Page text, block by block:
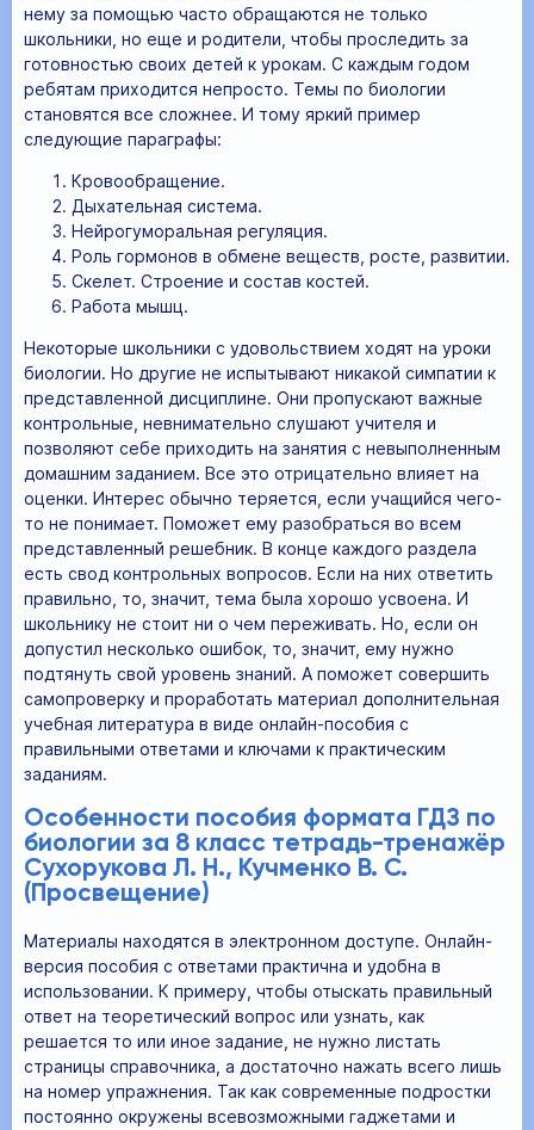
нему за помощью часто обращаются не только
школьники, но еще и родители, чтобы проследить за
готовностью своих детей к урокам. С каждым годом
ребятам приходится непросто. Темы по биологии
становятся все сложнее. И тому яркий пример
следующие параграфы:
Кровообращение.
Дыхательная система.
Нейрогуморальная регуляция.
Роль гормонов в обмене веществ, росте, развитии.
Скелет. Строение и состав костей.
Работа мышц.
Некоторые школьники с удовольствием ходят на уроки
биологии. Но другие не испытывают никакой симпатии к
представленной дисциплине. Они пропускают важные
контрольные, невнимательно слушают учителя и
позволяют себе приходить на занятия с невыполненным
домашним заданием. Все это отрицательно влияет на
оценки. Интерес обычно теряется, если учащийся чего-
то не понимает. Поможет ему разобраться во всем
представленный решебник. В конце каждого раздела
есть свод контрольных вопросов. Если на них ответить
правильно, то, значит, тема была хорошо усвоена. И
школьнику не стоит ни о чем переживать. Но, если он
допустил несколько ошибок, то, значит, ему нужно
подтянуть свой уровень знаний. А поможет совершить
самопроверку и проработать материал дополнительная
учебная литература в виде онлайн-пособия с
правильными ответами и ключами к практическим
заданиям.
Особенности пособия формата ГДЗ по
биологии за 8 класс тетрадь-тренажёр
Сухорукова Л. Н., Кучменко В. С.
(Просвещение)
Материалы находятся в электронном доступе. Онлайн-
версия пособия с ответами практична и удобна в
использовании. К примеру, чтобы отыскать правильный
ответ на теоретический вопрос или узнать, как
решается то или иное задание, не нужно листать
страницы справочника, а достаточно нажать всего лишь
на номер упражнения. Так как современные подростки
постоянно окружены всевозможными гаджетами и